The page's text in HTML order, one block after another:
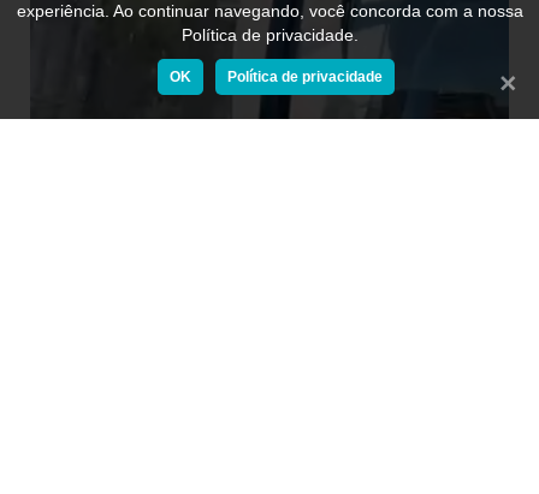
experiência. Ao continuar navegando, você concorda com a nossa
Política de privacidade.
OK Política de privacidade Fechar